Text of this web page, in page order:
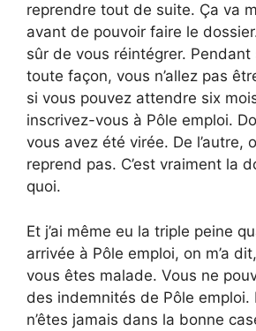
reprendre tout de suite. Ça va
avant de pouvoir faire le
sûr de vous réintégrer. Pendant
toute façon, vous n’allez pas
si vous pouvez attendre six
inscrivez-vous à Pôle emploi.
vous avez été virée. De l’autre,
reprend pas. C’est vraiment la
quoi.
Et j’ai même eu la triple peine
arrivée à Pôle emploi, on m’a
vous êtes malade. Vous ne
des indemnités de Pôle emploi.
n’êtes jamais dans la bonne